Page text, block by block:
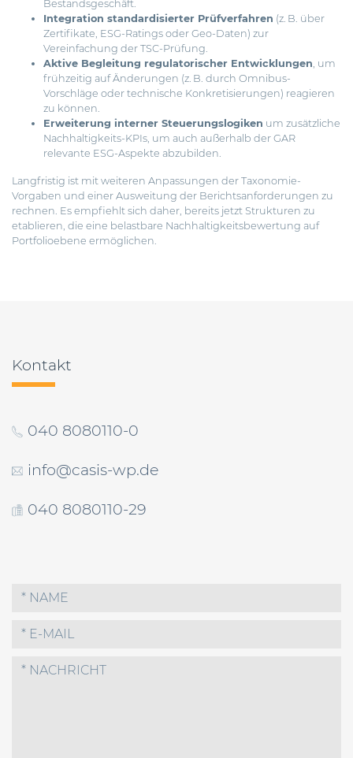
Bestandsgeschäft.
Integration standardisierter Prüfverfahren (z. B. über
Zertifikate, ESG-Ratings oder Geo-Daten) zur
Vereinfachung der TSC-Prüfung.
Aktive Begleitung regulatorischer Entwicklungen , um
frühzeitig auf Änderungen (z. B. durch Omnibus-
Vorschläge oder technische Konkretisierungen) reagieren
zu können.
Erweiterung interner Steuerungslogiken um zusätzliche
Nachhaltigkeits-KPIs, um auch außerhalb der GAR
relevante ESG-Aspekte abzubilden.
Langfristig ist mit weiteren Anpassungen der Taxonomie-
Vorgaben und einer Ausweitung der Berichtsanforderungen zu
rechnen. Es empfiehlt sich daher, bereits jetzt Strukturen zu
etablieren, die eine belastbare Nachhaltigkeitsbewertung auf
Portfolioebene ermöglichen.
Kontakt
040 8080110-0
info@casis-wp.de
040 8080110-29